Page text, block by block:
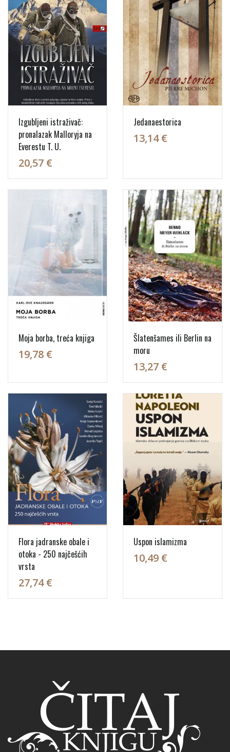
Izgubljeni istraživač:
pronalazak Malloryja na
Everestu T. U.
20,57 €
Jedanaestorica
13,14 €
Moja borba, treća knjiga
19,78 €
Šlatenšames ili Berlin na
moru
13,27 €
Flora jadranske obale i
otoka - 250 najčešćih
vrsta
27,74 €
Uspon islamizma
10,49 €